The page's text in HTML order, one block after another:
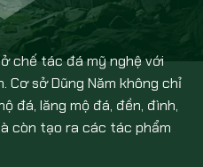
chế tác đá mỹ nghệ với
Cơ sở Dũng Năm không chỉ
đá, lăng mộ đá, đền, đình,
còn tạo ra các tác phẩm